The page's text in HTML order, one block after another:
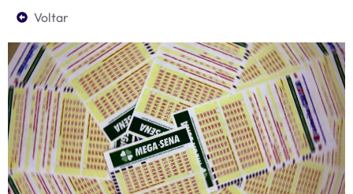
Voltar